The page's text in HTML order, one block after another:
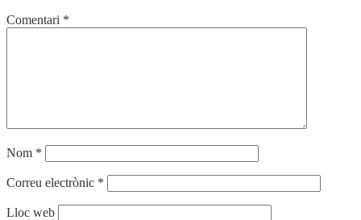
Comentari *
Nom *
Correu electrònic *
Lloc web